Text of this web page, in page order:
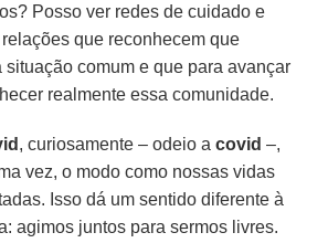
Posso ver redes de cuidado e
que reconhecem que
situação comum e que para avançar
realmente essa comunidade.
, curiosamente – odeio acovid –,
vez, o modo como nossas vidas
Isso dá um sentido diferente à
agimos juntos para sermos livres.